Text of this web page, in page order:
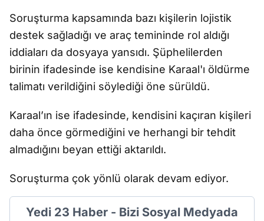
Soruşturma kapsamında bazı kişilerin lojistik
destek sağladığı ve araç temininde rol aldığı
iddiaları da dosyaya yansıdı. Şüphelilerden
birinin ifadesinde ise kendisine Karaal'ı öldürme
talimatı verildiğini söylediği öne sürüldü.
Karaal’ın ise ifadesinde, kendisini kaçıran kişileri
daha önce görmediğini ve herhangi bir tehdit
almadığını beyan ettiği aktarıldı.
Soruşturma çok yönlü olarak devam ediyor.
Yedi 23 Haber - Bizi Sosyal Medyada